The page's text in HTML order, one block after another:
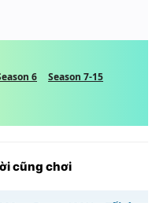
6
Season 7-15
cũng chơi